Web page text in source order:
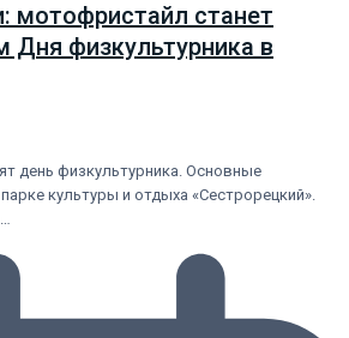
мотофристайл станет
Дня физкультурника в
день физкультурника. Основные
культуры и отдыха «Сестрорецкий».